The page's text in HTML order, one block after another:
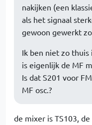
nakijken (een
als het signaal
gewoon gewerkt
Ik ben niet zo thuis
is eigenlijk de MF
Is dat S201 voor
MF osc.?
de mixer is TS103,